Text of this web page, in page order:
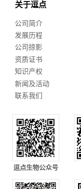
关于逗点
公司简介
发展历程
公司掠影
资质证书
知识产权
新闻及活动
联系我们
逗点生物公众号